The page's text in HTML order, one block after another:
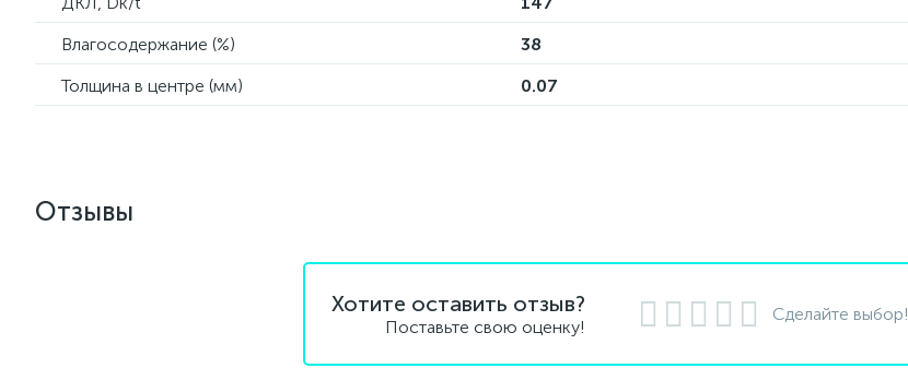
Влагосодержание (%)
38
Толщина в центре (мм)
0.07
Отзывы
Хотите оставить отзыв?
Поставьте свою оценку!
Сделайте выбор!